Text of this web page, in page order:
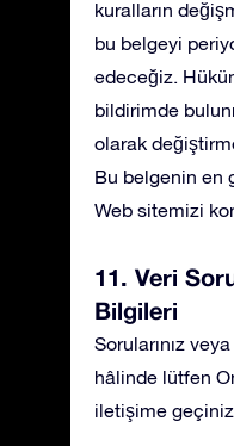
kuralların
bu belgeyi
edeceğiz.
bildirimde
olarak
Bu belgenin en
Web sitemizi
11. Veri
Bilgileri
Sorularınız
hâlinde lütfen
iletişime